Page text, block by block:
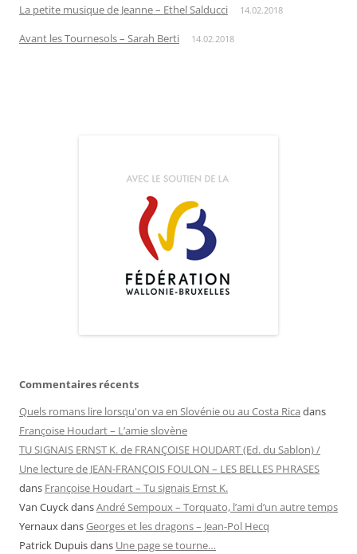
La petite musique de Jeanne – Ethel Salducci 14.02.2018
Avant les Tournesols – Sarah Berti 14.02.2018
Commentaires récents
Quels romans lire lorsqu'on va en Slovénie ou au Costa Rica dans
Françoise Houdart – L’amie slovène
TU SIGNAIS ERNST K. de FRANÇOISE HOUDART (Ed. du Sablon) /
Une lecture de JEAN-FRANÇOIS FOULON – LES BELLES PHRASES
dans Françoise Houdart – Tu signais Ernst K.
Van CuyckdansAndré Sempoux – Torquato, l’ami d’un autre temps
YernauxdansGeorges et les dragons – Jean-Pol Hecq
Patrick Dupuisdans Une page se tourne…